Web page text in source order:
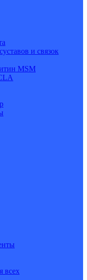
и связок
MSM
всех